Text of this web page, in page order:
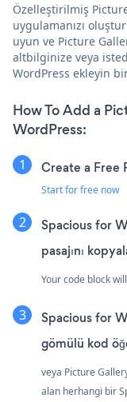
Özelleştirilmiş
uygulamanızı
uyun ve Picture
altbilginize veya
WordPress ekleyin
How To Add a
WordPress:
Create a Free
Start for free now
Spacious for
pasajını
Your code block
Spacious for
gömülü kod
veya Picture
alan herhangi bir